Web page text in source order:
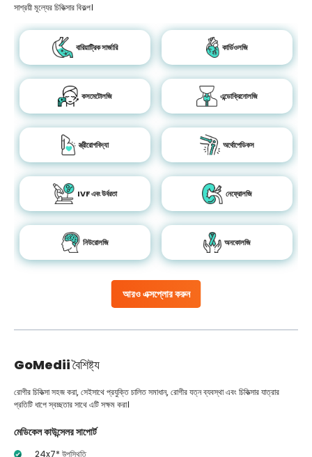
আরও এক্সপ্লোর করুন
সাশ্রয়ী মূল্যের চিকিত্সার বিকল্প।
বারিয়াট্রিক সার্জারি কার্ডিওলজি
কসমেটোলজি এন্ডোক্রিনোলজি
স্ত্রীরোগবিদ্যা অর্থোপেডিকস
IVF এবং উর্বরতা নেফ্রোলজি
নিউরোলজি অনকোলজি
GoMediiবৈশিষ্ট্য
রোগীর চিকিত্সা সহজ করা, সেইসাথে প্রযুক্তি চালিত সমাধান, রোগীর যত্ন ব্যবস্থা এবং চিকিত্সার যাত্রার
প্রতিটি ধাপে স্বচ্ছতার সাথে এটি সক্ষম করা।
মেডিকেল কাউন্সেলর সাপোর্ট
24x7* উপস্থিতি